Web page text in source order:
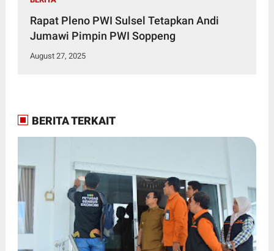
Rapat Pleno PWI Sulsel Tetapkan Andi
Jumawi Pimpin PWI Soppeng
August 27, 2025
BERITA TERKAIT